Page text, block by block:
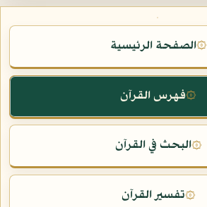
۞الصفحة الرئيسية
۞فهرس القرآن
۞البحث في القرآن
۞تفسير القرآن